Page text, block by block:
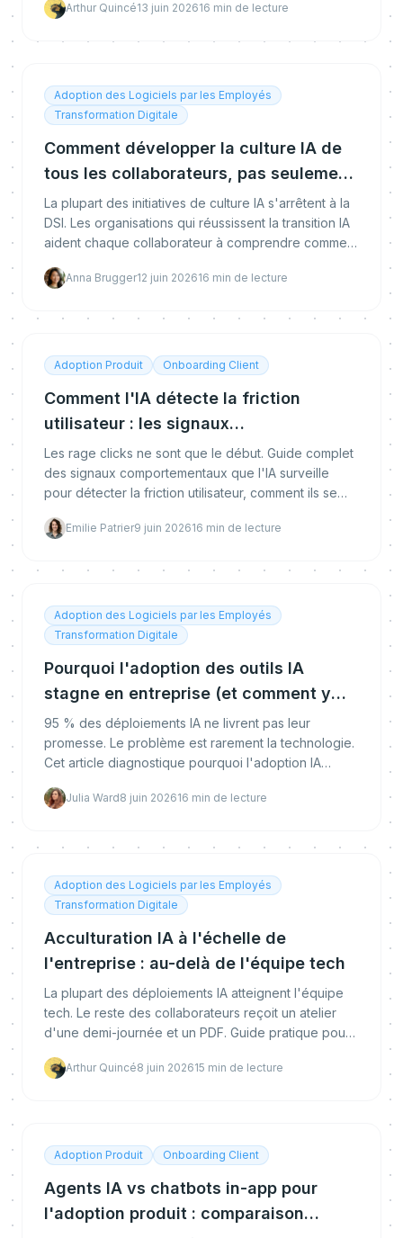
guidant les utilisateurs à travers chaque étape de
Arthur Quincé13 juin 202616 min de lecture
Adoption des Logiciels par les Employés
Transformation Digitale
Comment développer la culture IA de
tous les collaborateurs, pas seulement
la DSI
La plupart des initiatives de culture IA s'arrêtent à la
DSI. Les organisations qui réussissent la transition IA
aident chaque collaborateur à comprendre comment
développer la culture IA à l'échelle de l'entreprise.
Anna Brugger12 juin 202616 min de lecture
Adoption Produit Onboarding Client
Comment l'IA détecte la friction
utilisateur : les signaux
comportementaux qui déclenchent le
coaching proactif
Les rage clicks ne sont que le début. Guide complet
des signaux comportementaux que l'IA surveille
pour détecter la friction utilisateur, comment ils se
coaching proactif se déclenche.
Emilie Patrier9 juin 202616 min de lecture
Adoption des Logiciels par les Employés
Transformation Digitale
Pourquoi l'adoption des outils IA
stagne en entreprise (et comment y
remédier)
95 % des déploiements IA ne livrent pas leur
promesse. Le problème est rarement la technologie.
Cet article diagnostique pourquoi l'adoption IA
Julia Ward8 juin 202616 min de lecture
Adoption des Logiciels par les Employés
Transformation Digitale
Acculturation IA à l'échelle de
l'entreprise : au-delà de l'équipe tech
La plupart des déploiements IA atteignent l'équipe
tech. Le reste des collaborateurs reçoit un atelier
d'une demi-journée et un PDF. Guide pratique pour
Arthur Quincé8 juin 202615 min de lecture
Adoption Produit Onboarding Client
Agents IA vs chatbots in-app pour
l'adoption produit : comparaison